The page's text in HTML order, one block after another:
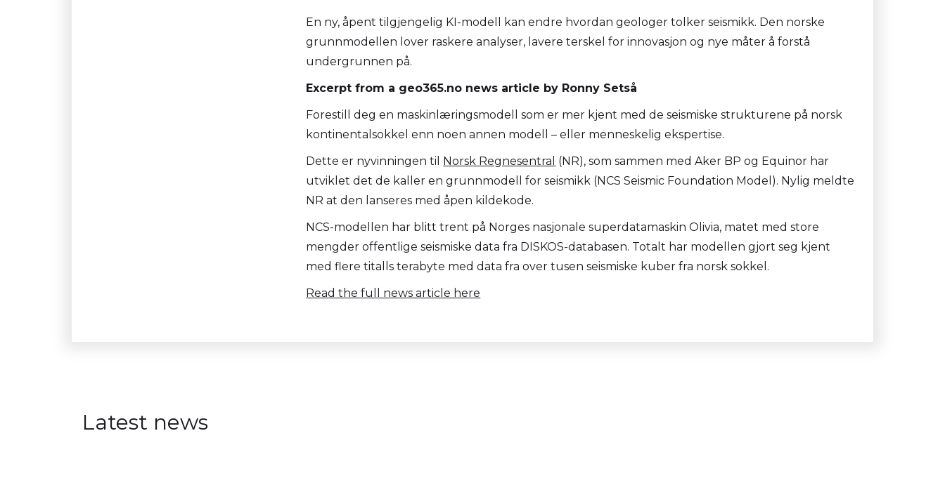
En ny, åpent tilgjengelig KI-modell kan endre hvordan geologer tolker seismikk. Den norske
grunnmodellen lover raskere analyser, lavere terskel for innovasjon og nye måter å forstå
undergrunnen på.
Excerpt from a geo365.no news article by Ronny Setså
Forestill deg en maskinlæringsmodell som er mer kjent med de seismiske strukturene på norsk
kontinentalsokkel enn noen annen modell – eller menneskelig ekspertise.
Dette er nyvinningen til Norsk Regnesentral (NR), som sammen med Aker BP og Equinor har
utviklet det de kaller en grunnmodell for seismikk (NCS Seismic Foundation Model). Nylig meldte
NR at den lanseres med åpen kildekode.
NCS-modellen har blitt trent på Norges nasjonale superdatamaskin Olivia, matet med store
mengder offentlige seismiske data fra DISKOS-databasen. Totalt har modellen gjort seg kjent
med flere titalls terabyte med data fra over tusen seismiske kuber fra norsk sokkel.
Read the full news article here
Latest news